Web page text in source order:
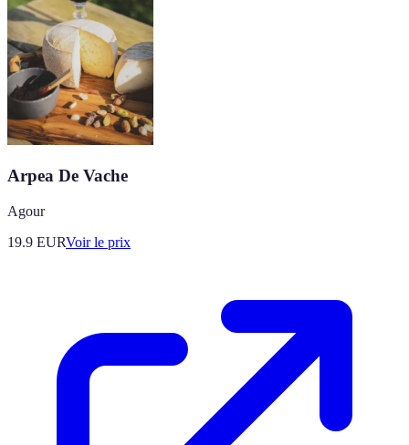
Arpea De Vache
Agour
19.9 EURVoir le prix